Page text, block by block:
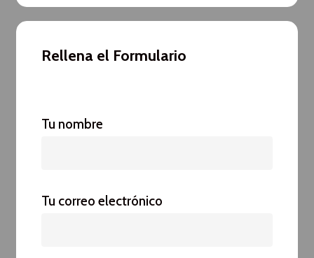
Rellena el Formulario
Tu nombre
Tu correo electrónico